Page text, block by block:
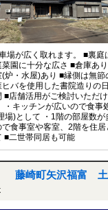
場が広く取れます。 ■裏庭
菜園に十分な広さ ■倉庫あ
(炉・水屋)あり ■縁側は無節
ヒバを使用した書院造りの日
■店舗活用がご検討いただけ
・キッチンが広いので食事
場)として ・1階の部屋数が
で食事室や客室、2階を住居
■二世帯同居も可能
藤崎町矢沢福富